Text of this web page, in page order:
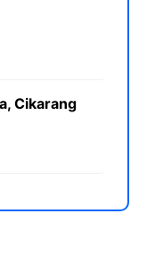
Cikarang